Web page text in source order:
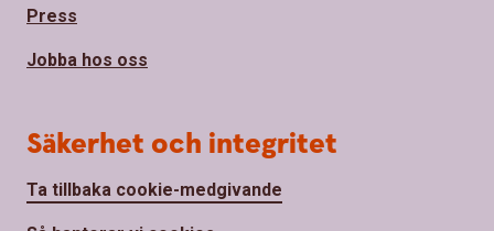
Press
Jobba hos oss
Säkerhet och integritet
Ta tillbaka cookie-medgivande